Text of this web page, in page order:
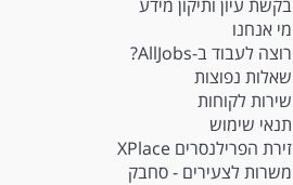
בקשת עיון ותיקון מידע
מי אנחנו
רוצה לעבוד ב-AllJobs?
שאלות נפוצות
שירות לקוחות
תנאי שימוש
זירת הפרילנסרים XPlace
משרות לצעירים - סחבק